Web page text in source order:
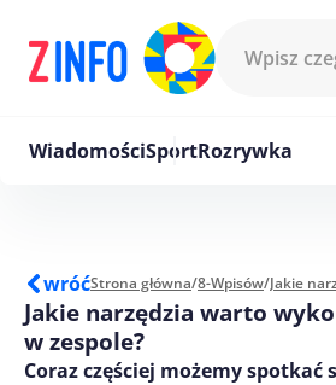
WiadomościSportRozrywka
wróćStrona główna/8-Wpisów/
Jakie narzędzia warto
w zespole?
Coraz częściej możemy